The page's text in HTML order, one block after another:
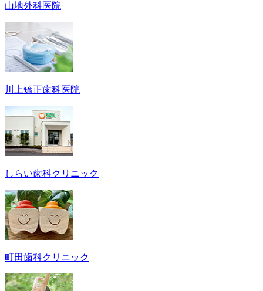
山地外科医院
川上矯正歯科医院
しらい歯科クリニック
町田歯科クリニック